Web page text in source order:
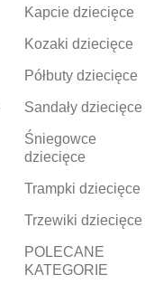
Kapcie dziecięce
Kozaki dziecięce
Półbuty dziecięce
Sandały dziecięce
Śniegowce
dziecięce
Trampki dziecięce
Trzewiki dziecięce
POLECANE
KATEGORIE